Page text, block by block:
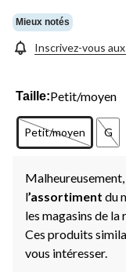
Mieux notés
Inscrivez-vous
Taille:Petit/moyen
Petit/moyen G
l’assortiment du
les magasins de la
Ces produits
vous intéresser.